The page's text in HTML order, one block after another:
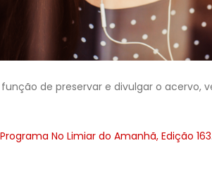
de preservar e divulgar o
Programa No Limiar do Amanhã, Edição 163